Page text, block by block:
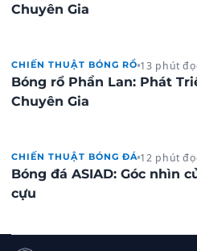
Chuyên Gia
CHIẾN THUẬT BÓNG RỔ 13 phút
Bóng rổ Phần Lan: Phát
Chuyên Gia
CHIẾN THUẬT BÓNG ĐÁ 12 phút
Bóng đá ASIAD: Góc nhìn
cựu